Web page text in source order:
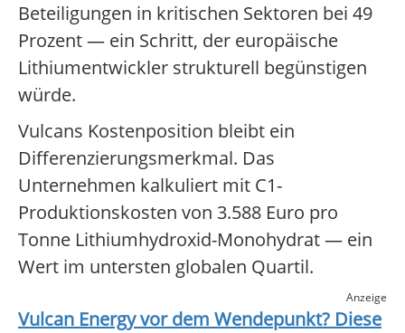
Beteiligungen in kritischen Sektoren bei 49
Prozent — ein Schritt, der europäische
Lithiumentwickler strukturell begünstigen
würde.
Vulcans Kostenposition bleibt ein
Differenzierungsmerkmal. Das
Unternehmen kalkuliert mit C1-
Produktionskosten von 3.588 Euro pro
Tonne Lithiumhydroxid-Monohydrat — ein
Wert im untersten globalen Quartil.
Anzeige
Vulcan Energyvor dem Wendepunkt? Diese